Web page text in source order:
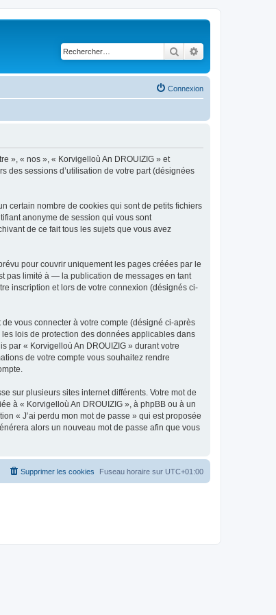
Rechercher
Connexion
», « nos », « Korvigelloù An DROUIZIG » et
des sessions d’utilisation de votre part (désignées
certain nombre de cookies qui sont de petits fichiers
anonyme de session qui vous sont
de ce fait tous les sujets que vous avez
pour couvrir uniquement les pages créées par le
pas limité à — la publication de messages en tant
inscription et lors de votre connexion (désignés ci-
vous connecter à votre compte (désigné ci-après
lois de protection des données applicables dans
par « Korvigelloù An DROUIZIG » durant votre
de votre compte vous souhaitez rendre
sur plusieurs sites internet différents. Votre mot de
à « Korvigelloù An DROUIZIG », à phpBB ou à un
« J’ai perdu mon mot de passe » qui est proposée
alors un nouveau mot de passe afin que vous
Fuseau horaire sur UTC+01:00
Supprimer les cookies